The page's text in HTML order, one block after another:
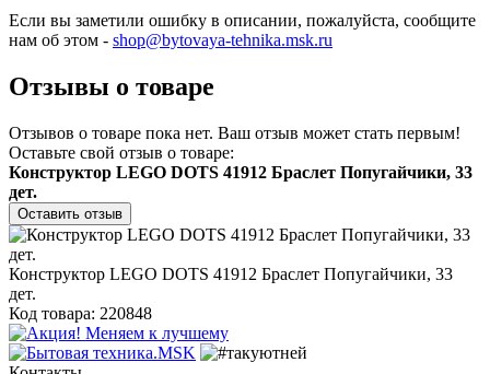
Если вы заметили ошибку в описании, пожалуйста, сообщите
нам об этом - shop@bytovaya-tehnika.msk.ru
Отзывы о товаре
Отзывов о товаре пока нет. Ваш отзыв может стать первым!
Оставьте свой отзыв о товаре:
Конструктор LEGO DOTS 41912 Браслет Попугайчики, 33
дет.
Оставить отзыв
Конструктор LEGO DOTS 41912 Браслет Попугайчики, 33
дет.
Код товара: 220848